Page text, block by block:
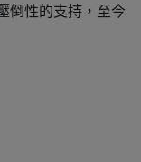
倒性的支持，至今